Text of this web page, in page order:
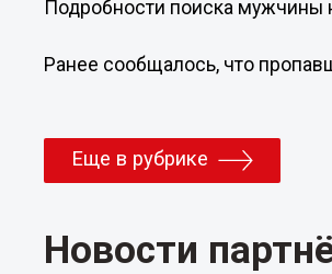
Подробности поиска мужчины
Ранее сообщалось, что
Еще в рубрике
Новости